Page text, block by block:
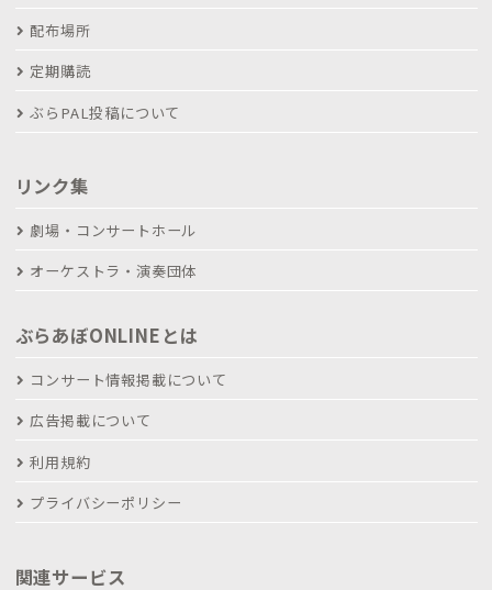
配布場所
定期購読
ぶらPAL投稿について
リンク集
劇場・コンサートホール
オーケストラ・演奏団体
ぶらあぼONLINEとは
コンサート情報掲載について
広告掲載について
利用規約
プライバシーポリシー
関連サービス